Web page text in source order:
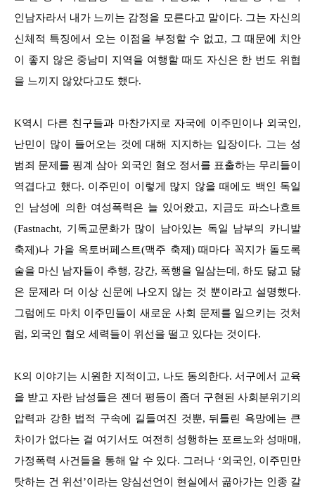
인남자라서 내가 느끼는 감정을 모른다고 말이다. 그는 자신의
신체적 특징에서 오는 이점을 부정할 수 없고, 그 때문에 치안
이 좋지 않은 중남미 지역을 여행할 때도 자신은 한 번도 위협
을 느끼지 않았다고도 했다.
K역시 다른 친구들과 마찬가지로 자국에 이주민이나 외국인,
난민이 많이 들어오는 것에 대해 지지하는 입장이다. 그는 성
범죄 문제를 핑계 삼아 외국인 혐오 정서를 표출하는 무리들이
역겹다고 했다. 이주민이 이렇게 많지 않을 때에도 백인 독일
인 남성에 의한 여성폭력은 늘 있어왔고, 지금도 파스나흐트
(Fastnacht, 기독교문화가 많이 남아있는 독일 남부의 카니발
축제)나 가을 옥토버페스트(맥주 축제) 때마다 꼭지가 돌도록
술을 마신 남자들이 추행, 강간, 폭행을 일삼는데, 하도 닳고 닳
은 문제라 더 이상 신문에 나오지 않는 것 뿐이라고 설명했다.
그럼에도 마치 이주민들이 새로운 사회 문제를 일으키는 것처
럼, 외국인 혐오 세력들이 위선을 떨고 있다는 것이다.
K의 이야기는 시원한 지적이고, 나도 동의한다. 서구에서 교육
을 받고 자란 남성들은 젠더 평등이 좀더 구현된 사회분위기의
압력과 강한 법적 구속에 길들여진 것뿐, 뒤틀린 욕망에는 큰
차이가 없다는 걸 여기서도 여전히 성행하는 포르노와 성매매,
가정폭력 사건들을 통해 알 수 있다. 그러나 ‘외국인, 이주민만
탓하는 건 위선’이라는 양심선언이 현실에서 곪아가는 인종 갈